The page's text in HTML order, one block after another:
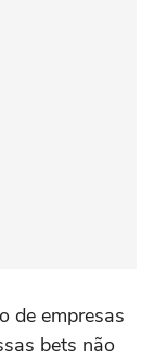
de empresas
bets não